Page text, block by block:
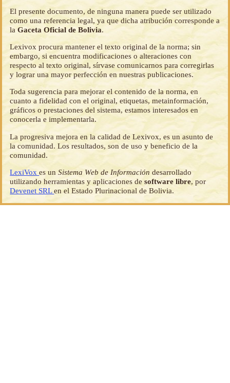
El presente documento, de ninguna manera puede ser utilizado
como una referencia legal, ya que dicha atribución corresponde a
laGaceta Oficial de Bolivia.
Lexivox procura mantener el texto original de la norma; sin
embargo, si encuentra modificaciones o alteraciones con
respecto al texto original, sírvase comunicarnos para corregirlas
y lograr una mayor perfección en nuestras publicaciones.
Toda sugerencia para mejorar el contenido de la norma, en
cuanto a fidelidad con el original, etiquetas, metainformación,
gráficos o prestaciones del sistema, estamos interesados en
conocerla e implementarla.
La progresiva mejora en la calidad de Lexivox, es un asunto de
la comunidad. Los resultados, son de uso y beneficio de la
comunidad.
LexiVoxes unSistema Web de Información desarrollado
utilizando herramientas y aplicaciones desoftware libre, por
Devenet SRLen el Estado Plurinacional de Bolivia.